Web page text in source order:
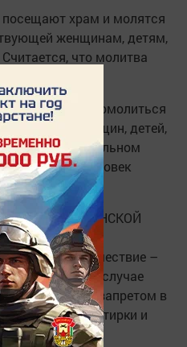
храм и молятся
женщинам, детям,
что молитва
и здоровье.
храм и помолиться
женщин, детей,
О материальном
каждый человек
силами.
ИКОНЫ КАЗАНСКОЙ
в путешествие –
в таком случае
А еще был под запретом в
рукоделия, стирки и